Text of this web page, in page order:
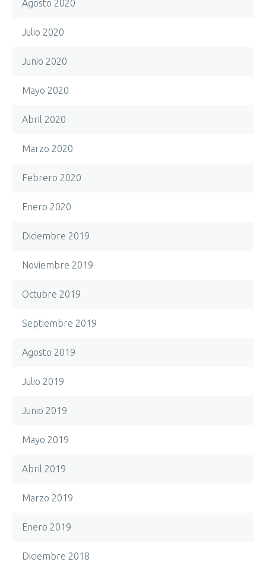
Agosto 2020
Julio 2020
Junio 2020
Mayo 2020
Abril 2020
Marzo 2020
Febrero 2020
Enero 2020
Diciembre 2019
Noviembre 2019
Octubre 2019
Septiembre 2019
Agosto 2019
Julio 2019
Junio 2019
Mayo 2019
Abril 2019
Marzo 2019
Enero 2019
Diciembre 2018